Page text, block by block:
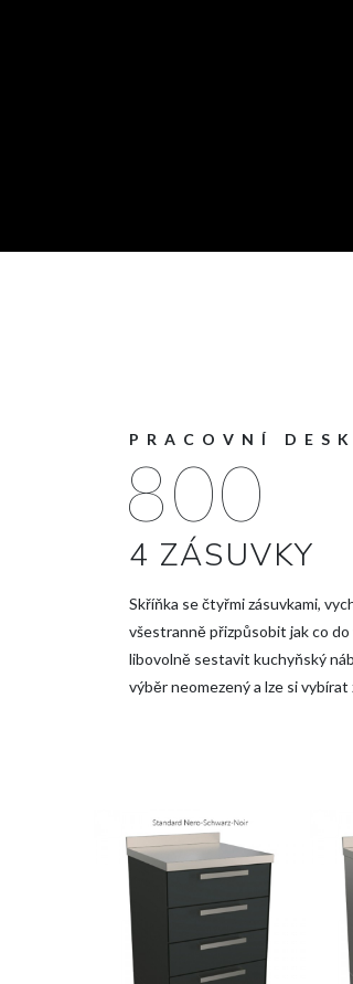
PRACOVNÍ
800
4 ZÁSUVKY
Skříňka se čtyřmi zásuvkami,
všestranně přizpůsobit jak co
libovolně sestavit kuchyňský
výběr neomezený a lze si